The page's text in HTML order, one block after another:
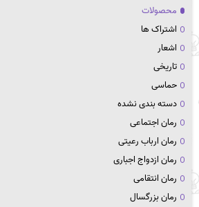
محصولات
اشتراک ها
اشعار
تاریخی
حماسی
دسته بندی نشده
رمان اجتماعی
رمان ارباب رعیتی
رمان ازدواج اجباری
رمان انتقامی
رمان بزرگسال